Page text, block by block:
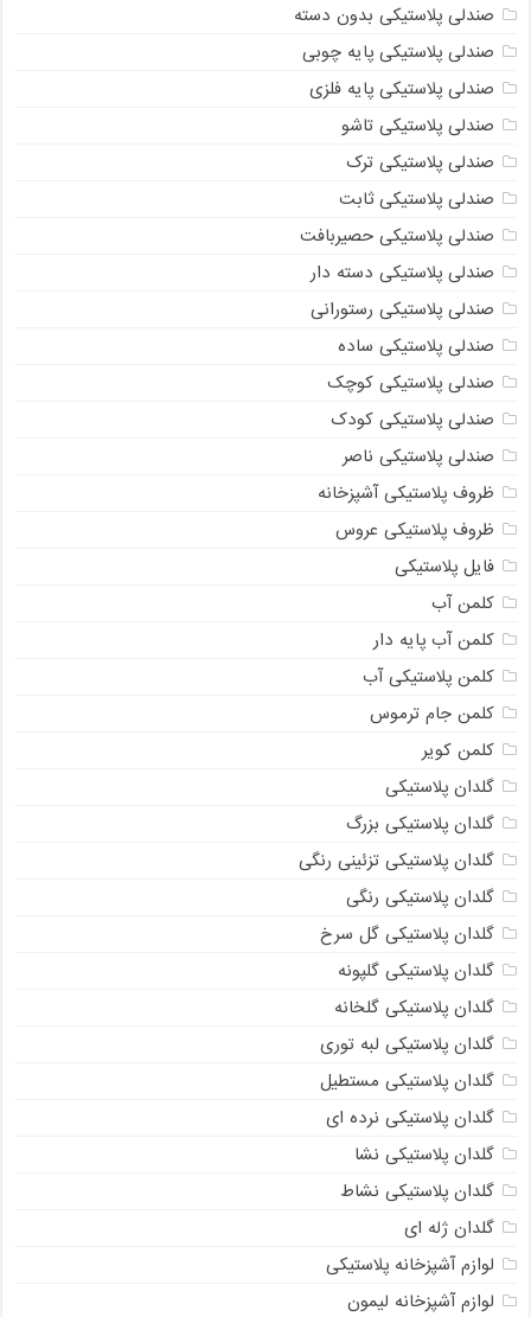
صندلی پلاستیکی بدون دسته
صندلی پلاستیکی پایه چوبی
صندلی پلاستیکی پایه فلزی
صندلی پلاستیکی تاشو
صندلی پلاستیکی ترک
صندلی پلاستیکی ثابت
صندلی پلاستیکی حصیربافت
صندلی پلاستیکی دسته دار
صندلی پلاستیکی رستورانی
صندلی پلاستیکی ساده
صندلی پلاستیکی کوچک
صندلی پلاستیکی کودک
صندلی پلاستیکی ناصر
ظروف پلاستیکی آشپزخانه
ظروف پلاستیکی عروس
فایل پلاستیکی
کلمن آب
کلمن آب پایه دار
کلمن پلاستیکی آب
کلمن جام ترموس
کلمن کویر
گلدان پلاستیکی
گلدان پلاستیکی بزرگ
گلدان پلاستیکی تزئینی رنگی
گلدان پلاستیکی رنگی
گلدان پلاستیکی گل سرخ
گلدان پلاستیکی گلپونه
گلدان پلاستیکی گلخانه
گلدان پلاستیکی لبه توری
گلدان پلاستیکی مستطیل
گلدان پلاستیکی نرده ای
گلدان پلاستیکی نشا
گلدان پلاستیکی نشاط
گلدان ژله ای
لوازم آشپزخانه پلاستیکی
لوازم آشپزخانه لیمون